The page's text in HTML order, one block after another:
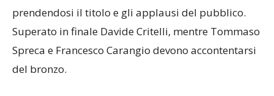
prendendosi il titolo e gli applausi del pubblico.
Superato in finale Davide Critelli, mentre Tommaso
Spreca e Francesco Carangio devono accontentarsi
del bronzo.